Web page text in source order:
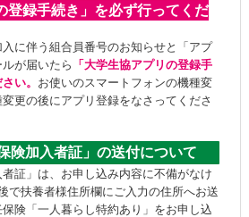
登録手続き」を必ず行ってくだ
入に伴う組合員番号のお知らせと「アプ
が届いたら 「大学生協アプリの登録手
い。 お使いのスマートフォンの機種変
更の後にアプリ登録をなさってくださ
険加入者証」の送付について
者証」は、お申し込み内容に不備がなけ
で扶養者様住所欄にご入力の住所へお送
険「一人暮らし特約あり」をお申し込